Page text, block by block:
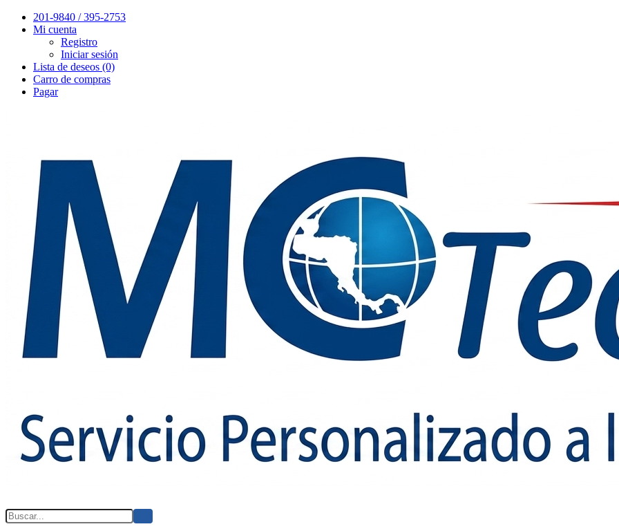
201-9840 / 395-2753
Mi cuenta
Registro
Iniciar sesión
Lista de deseos (0)
Carro de compras
Pagar